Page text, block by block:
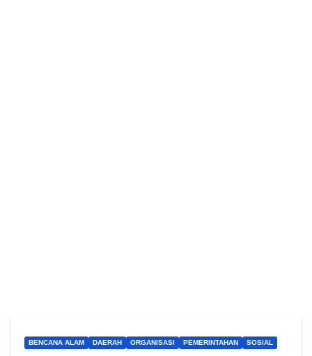
BENCANA ALAM DAERAH ORGANISASI PEMERINTAHAN SOSIAL